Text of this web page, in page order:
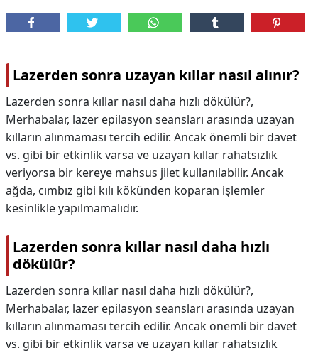
Lazerden sonra uzayan kıllar nasıl alınır?
Lazerden sonra kıllar nasıl daha hızlı dökülür?,
Merhabalar, lazer epilasyon seansları arasında uzayan
kılların alınmaması tercih edilir. Ancak önemli bir davet
vs. gibi bir etkinlik varsa ve uzayan kıllar rahatsızlık
veriyorsa bir kereye mahsus jilet kullanılabilir. Ancak
ağda, cımbız gibi kılı kökünden koparan işlemler
kesinlikle yapılmamalıdır.
Lazerden sonra kıllar nasıl daha hızlı
dökülür?
Lazerden sonra kıllar nasıl daha hızlı dökülür?,
Merhabalar, lazer epilasyon seansları arasında uzayan
kılların alınmaması tercih edilir. Ancak önemli bir davet
vs. gibi bir etkinlik varsa ve uzayan kıllar rahatsızlık